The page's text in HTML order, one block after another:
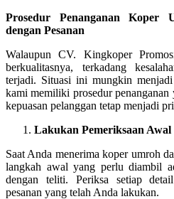
Prosedur Penanganan Koper
dengan Pesanan
Walaupun CV. Kingkoper
berkualitasnya, terkadang
terjadi. Situasi ini mungkin menjadi
kami memiliki prosedur penanganan
kepuasan pelanggan tetap menjadi
Lakukan Pemeriksaan Awal
Saat Anda menerima koper umroh
langkah awal yang perlu diambil
dengan teliti. Periksa setiap
pesanan yang telah Anda lakukan.